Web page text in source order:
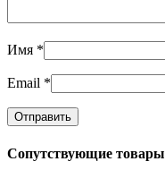
Имя *
Email *
Сопутствующие товары